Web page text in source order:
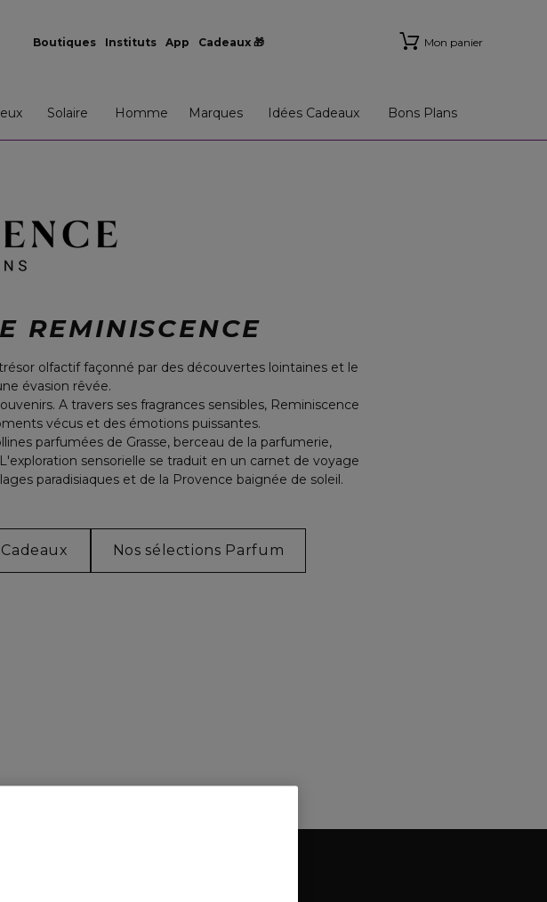
Boutiques Instituts App Cadeaux 🎁 Mon panier
Solaire Homme Marques Idées Cadeaux Bons Plans
REMINISCENCE
olfactif façonné par des découvertes lointaines et le
évasion rêvée.
A travers ses fragrances sensibles, Reminiscence
vécus et des émotions puissantes.
parfumées de Grasse, berceau de la parfumerie,
sensorielle se traduit en un carnet de voyage
paradisiaques et de la Provence baignée de soleil.
Nos sélections Parfum